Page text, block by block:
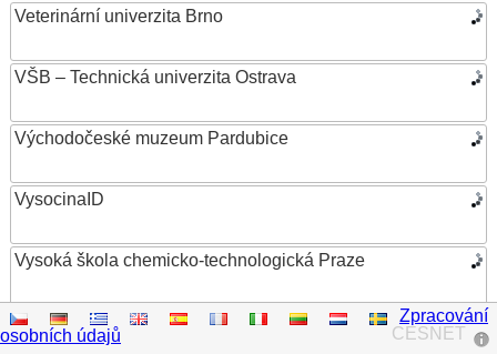
Veterinární univerzita Brno
VŠB – Technická univerzita Ostrava
Východočeské muzeum Pardubice
VysocinaID
Vysoká škola chemicko-technologická Praze
Vysoká škola ekonomická v Praze
CESNET
Zpracování
osobních údajů